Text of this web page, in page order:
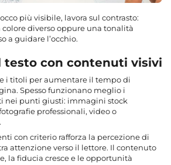
più visibile, lavora sul contrasto:
colore diverso oppure una tonalità
a guidare l’occhio.
testo con contenuti visivi
i titoli per aumentare il tempo di
Spesso funzionano meglio i
nei punti giusti: immagini stock
professionali, video o
con criterio rafforza la percezione di
attenzione verso il lettore. Il contenuto
la fiducia cresce e le opportunità